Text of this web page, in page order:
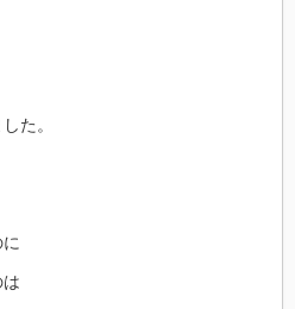
た。